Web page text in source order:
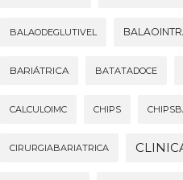
BALAODEGLUTIVEL
BARIÁTRICA BATATADOCE
CALCULOIMC CHIPS
CIRURGIABARIATRICA